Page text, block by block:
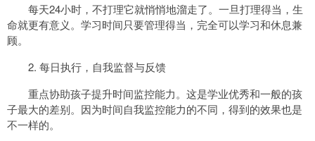
每天24小时，不打理它就悄悄地溜走了。一旦打理得当，生
命就更有意义。学习时间只要管理得当，完全可以学习和休息兼
顾。
2. 每日执行，自我监督与反馈
重点协助孩子提升时间监控能力。这是学业优秀和一般的孩
子最大的差别。因为时间自我监控能力的不同，得到的效果也是
不一样的。